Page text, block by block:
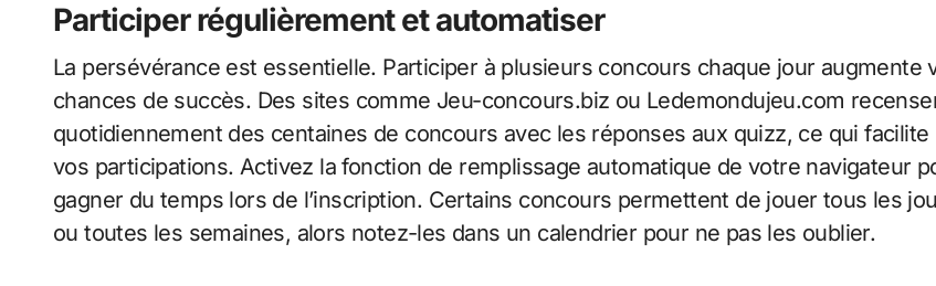
Participer régulièrement et automatiser
La persévérance est essentielle. Participer à plusieurs concours chaque jour augmente
chances de succès. Des sites comme Jeu-concours.biz ou Ledemondujeu.com
quotidiennement des centaines de concours avec les réponses aux quizz, ce qui facilite
vos participations. Activez la fonction de remplissage automatique de votre navigateur
gagner du temps lors de l’inscription. Certains concours permettent de jouer tous les
ou toutes les semaines, alors notez-les dans un calendrier pour ne pas les oublier.